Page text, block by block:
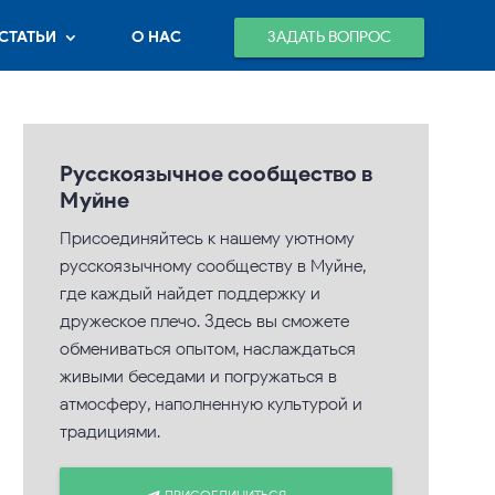
О НАС ЗАДАТЬ ВОПРОС
Русскоязычное сообщество в
Муйне
Присоединяйтесь к нашему уютному
русскоязычному сообществу в Муйне,
где каждый найдет поддержку и
дружеское плечо. Здесь вы сможете
обмениваться опытом, наслаждаться
живыми беседами и погружаться в
атмосферу, наполненную культурой и
традициями.